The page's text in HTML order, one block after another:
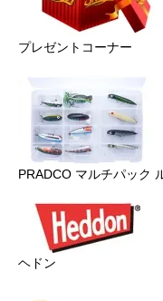
プレゼントコーナー
PRADCO マルチパック
ヘドン